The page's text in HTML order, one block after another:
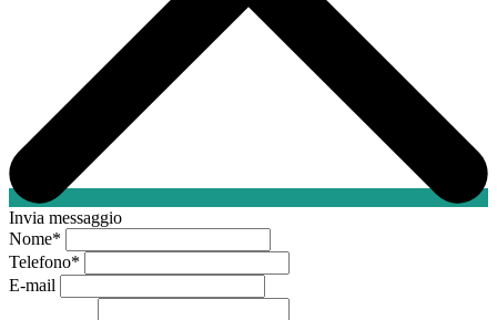
Invia messaggio
Nome*
Telefono*
E-mail